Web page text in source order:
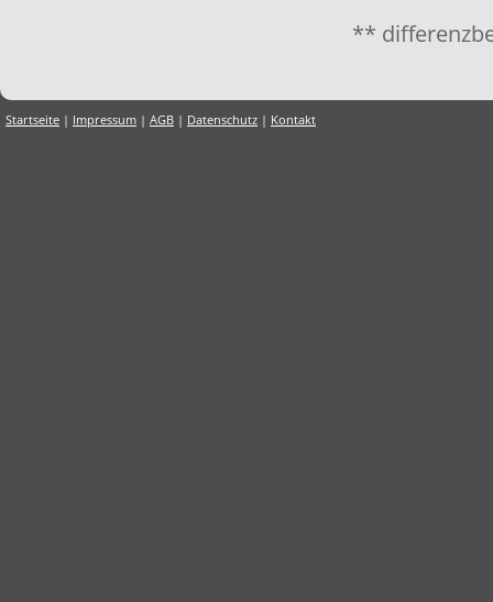
**
Startseite | Impressum | AGB | Datenschutz | Kontakt